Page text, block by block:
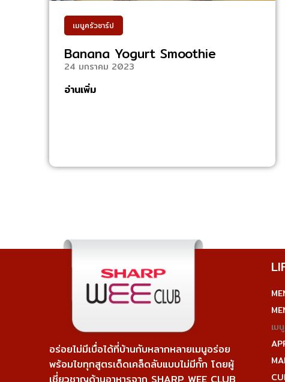
เมนูครัวชาร์ป
Banana Yogurt Smoothie
24 มกราคม 2023
อ่านเพิ่ม
อร่อยไม่มีเบื่อได้ที่บ้านกับหลากหลายเมนูอร่อย
พร้อมไขทุกสูตรเด็ดเคล็ดลับแบบไม่มีกั๊ก โดยผู้
เม